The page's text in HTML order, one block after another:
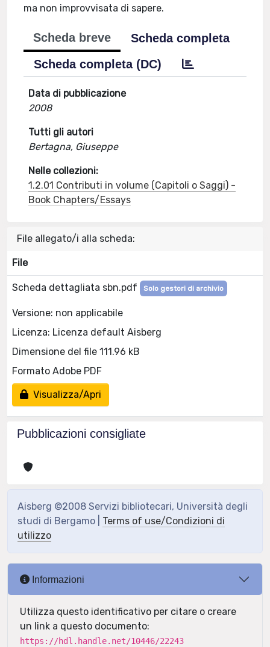
ma non improvvisata di sapere.
Scheda breve
Scheda completa
Scheda completa (DC)
Data di pubblicazione
2008
Tutti gli autori
Bertagna, Giuseppe
Nelle collezioni:
1.2.01 Contributi in volume (Capitoli o Saggi) -
Book Chapters/Essays
File allegato/i alla scheda:
File
Scheda dettagliata sbn.pdf Solo gestori di archivio
Versione: non applicabile
Licenza: Licenza default Aisberg
Dimensione del file 111.96 kB
Formato Adobe PDF
Visualizza/Apri
Pubblicazioni consigliate
Aisberg ©2008 Servizi bibliotecari, Università degli
studi di Bergamo | Terms of use/Condizioni di
utilizzo
Informazioni
Utilizza questo identificativo per citare o creare
un link a questo documento:
https://hdl.handle.net/10446/22243